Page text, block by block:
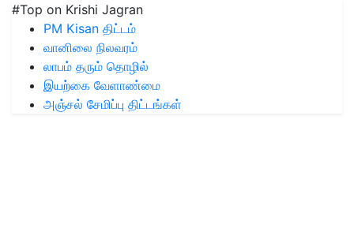
#Top on Krishi Jagran
PM Kisan திட்டம்
வானிலை நிலவரம்
லாபம் தரும் தொழில்
இயற்கை வேளாண்மை
அஞ்சல் சேமிப்பு திட்டங்கள்